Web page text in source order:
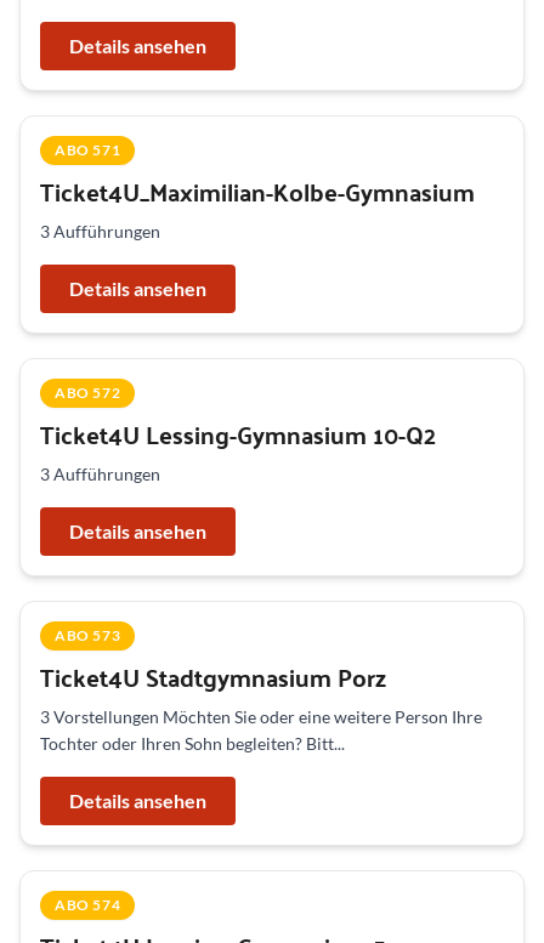
Details ansehen
ABO 571
Ticket4U_Maximilian-Kolbe-Gymnasium
3 Aufführungen
Details ansehen
ABO 572
Ticket4U Lessing-Gymnasium 10-Q2
3 Aufführungen
Details ansehen
ABO 573
Ticket4U Stadtgymnasium Porz
3 Vorstellungen Möchten Sie oder eine weitere Person Ihre
Tochter oder Ihren Sohn begleiten? Bitt...
Details ansehen
ABO 574